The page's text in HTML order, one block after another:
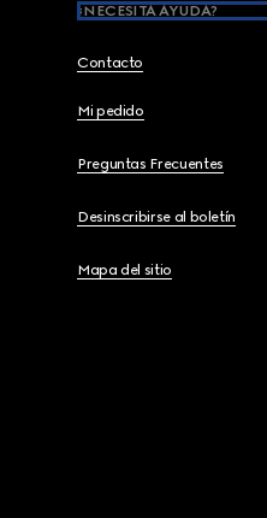
¿NECESITA AYUDA?
Contacto
Mi pedido
Preguntas Frecuentes
Desinscribirse al boletín
Mapa del sitio